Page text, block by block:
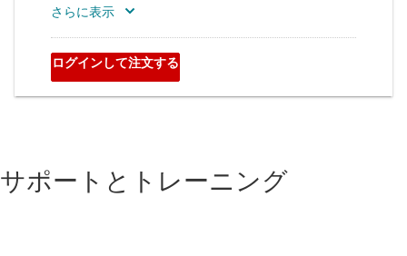
サポートとトレーニング